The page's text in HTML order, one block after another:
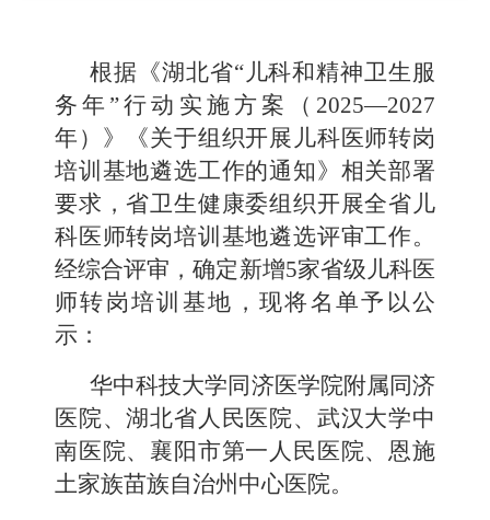
根据 《湖北省“儿科和精神卫生服
务年”行动实施方案（ 2025—2027
年）》
《关于组织开展儿科医师转岗
培训基地遴选工作的通知》相关部署
要求，省卫生健康委组织开展全省儿
科医师转岗培训基地遴选评审工作。
经综合评审，确定新增5家省级儿科医
师转岗培训基地，现将名单予以公
示：
华中科技大学同济医学院附属同济
医院、湖北省人民医院、武汉大学中
南医院、襄阳市第一人民医院、恩施
土家族苗族自治州中心医院。